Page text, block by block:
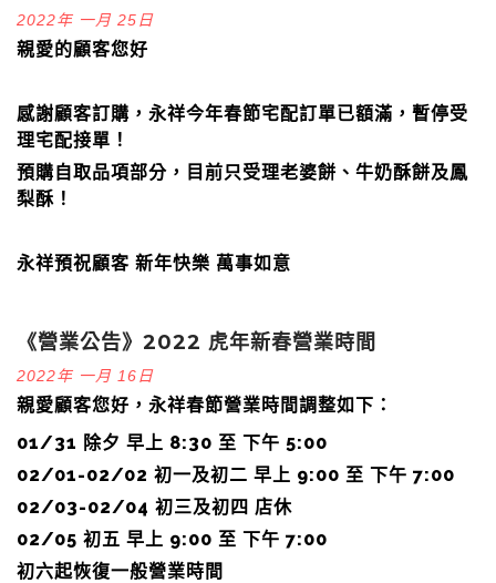
2022年 一月 25日
親愛的顧客您好
感謝顧客訂購，永祥今年春節宅配訂單已額滿，暫停受
理宅配接單！
預購自取品項部分，目前只受理老婆餅、牛奶酥餅及鳳
梨酥！
永祥預祝顧客 新年快樂 萬事如意
《營業公告》2022 虎年新春營業時間
2022年 一月 16日
親愛顧客您好，永祥春節營業時間調整如下：
01/31 除夕 早上 8:30 至 下午 5:00
02/01-02/02 初一及初二 早上 9:00 至 下午 7:00
02/03-02/04 初三及初四 店休
02/05 初五 早上 9:00 至 下午 7:00
初六起恢復一般營業時間